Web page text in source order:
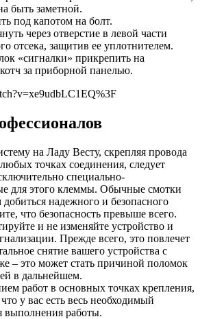
быть заметной.
под капотом на болт.
через отверстие в левой части
отсека, защитив ее уплотнителем.
«сигналки» прикрепить на
за приборной панелью.
на Ладу Весту, скрепляя провода
точках соединения, следует
специально-
для этого клеммы. Обычные смотки
добиться надежного и безопасного
что безопасность превыше всего.
и не изменяйте устройство и
Прежде всего, это повлечет
снятие вашего устройства с
– это может стать причиной поломок
в дальнейшем.
работ в основных точках крепления,
что у вас есть весь необходимый
выполнения работы.